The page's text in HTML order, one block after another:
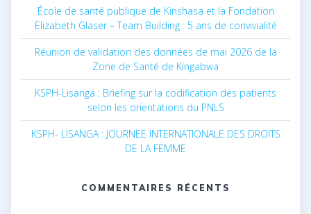
École de santé publique de Kinshasa et la Fondation
Elizabeth Glaser – Team Building : 5 ans de convivialité
Réunion de validation des données de mai 2026 de la
Zone de Santé de Kingabwa
KSPH-Lisanga : Briefing sur la codification des patients
selon les orientations du PNLS
KSPH- LISANGA : JOURNEE INTERNATIONALE DES DROITS
DE LA FEMME
COMMENTAIRES RÉCENTS